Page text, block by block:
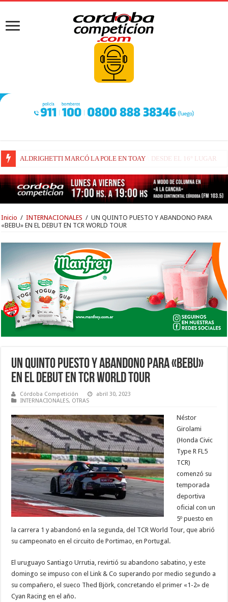
FENESTRAZ SUFRIÓ EN SUGO Y LARGARÁ DESDE EL 16° LUGAR
Inicio / INTERNACIONALES / UN QUINTO PUESTO Y ABANDONO PARA
«BEBU» EN EL DEBUT EN TCR WORLD TOUR
UN QUINTO PUESTO Y ABANDONO PARA «BEBU»
EN EL DEBUT EN TCR WORLD TOUR
Córdoba Competición
abril 30, 2023
INTERNACIONALES, OTRAS
Néstor
Girolami
(Honda Civic
Type R FL5
TCR)
comenzó su
temporada
deportiva
oficial con un
5º puesto en
la carrera 1 y abandonó en la segunda, del TCR World Tour, que abrió
su campeonato en el circuito de Portimao, en Portugal.
El uruguayo Santiago Urrutia, revirtió su abandono sabatino, y este
domingo se impuso con el Link & Co superando por medio segundo a
su compañero, el sueco Thed Björk, concretando el primer «1-2» de
Cyan Racing en el año.